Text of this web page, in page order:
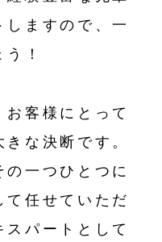
ますので、一
！
客様にとって
な決断です。
一つひとつに
て任せていただ
パートとして